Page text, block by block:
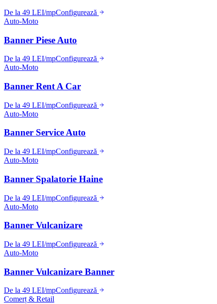
De la 49 LEI/mpConfigurează
Auto-Moto
Banner Piese Auto
De la 49 LEI/mpConfigurează
Auto-Moto
Banner Rent A Car
De la 49 LEI/mpConfigurează
Auto-Moto
Banner Service Auto
De la 49 LEI/mpConfigurează
Auto-Moto
Banner Spalatorie Haine
De la 49 LEI/mpConfigurează
Auto-Moto
Banner Vulcanizare
De la 49 LEI/mpConfigurează
Auto-Moto
Banner Vulcanizare Banner
De la 49 LEI/mpConfigurează
Comerț & Retail